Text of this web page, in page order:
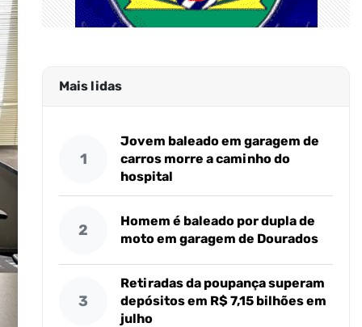
Mais lidas
1
Jovem baleado em garagem de
carros morre a caminho do
hospital
2
Homem é baleado por dupla de
moto em garagem de Dourados
3
Retiradas da poupança superam
depósitos em R$ 7,15 bilhões em
julho